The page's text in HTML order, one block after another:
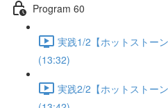
Program 60
実践1/2【ホットストー
(13:32)
実践2/2【ホットストー